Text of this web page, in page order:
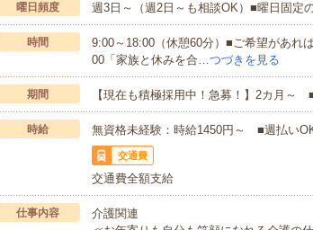
曜日頻度 週3日～（週2日～も相談OK）■曜日固定
時間
9:00～18:00（休憩60分）■ご希望があれ
00「家族と休みを合…つづきを見る
期間 【現在も積極採用中！急募！】2カ月～
時給 無資格未経験：時給1450円～ ■週払い
交通費
交通費全額支給
仕事内容
介護関連